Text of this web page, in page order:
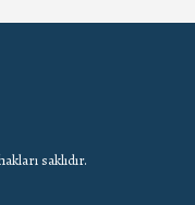
saklıdır.